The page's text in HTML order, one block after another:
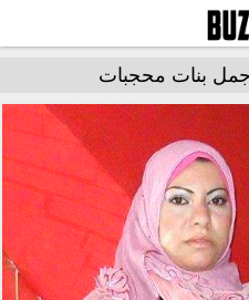
بنات محجبات